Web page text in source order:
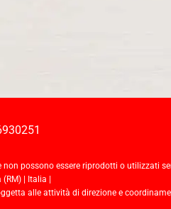
possono essere riprodotti o utilizzati
| Italia |
alle attività di direzione e